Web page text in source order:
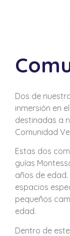
Dos de
inmersión en
destinadas a
Comunidad
Estas dos
guías
años de
espacios
pequeños
edad.
Dentro de